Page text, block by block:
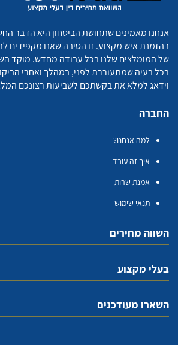
אנחנו מאמינים שתחושת הביטחון היא הדבר
בהזמנת איש מקצוע. זו הסיבה שאנו מקפידים
של המומלצים שלנו בכל עבודה מחדש. מוקד
בכל בעיה שמתעוררת לפני, במהלך ואחרי
וידאג למלא את בקשתכם לשביעות רצונכם
החברה
למה אנחנו?
איך זה עובד
אמנת שרות
תנאי שימוש
השווה מחירים
בעלי מקצוע
השארו מעודכנים